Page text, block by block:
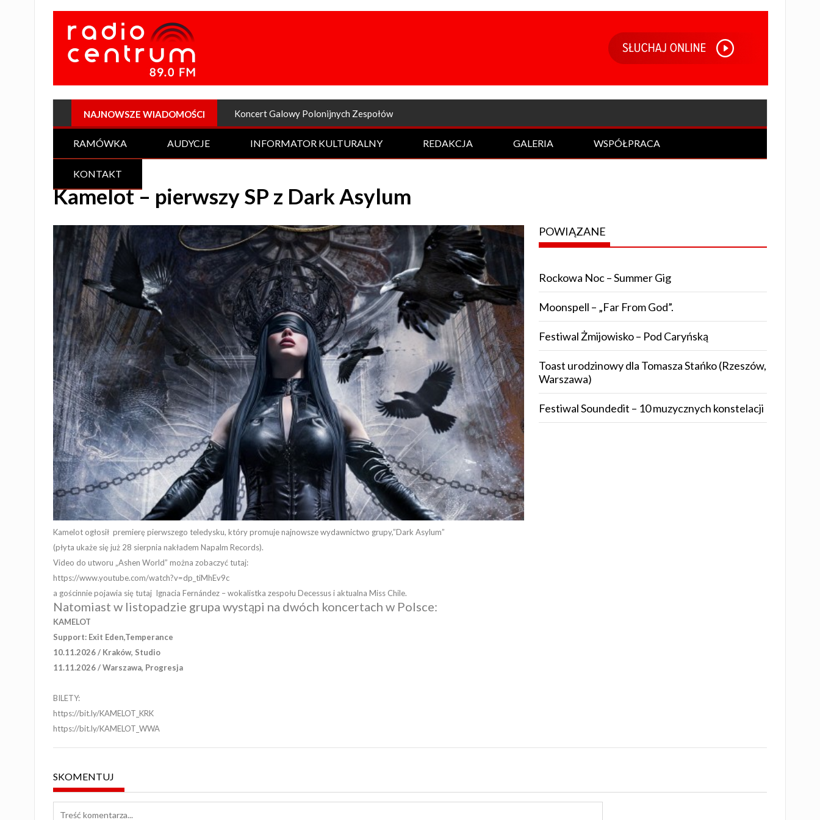
NAJNOWSZE WIADOMOŚCI Plenerowa odsłona Rockowej Nocy
RAMÓWKA AUDYCJE INFORMATOR KULTURALNY REDAKCJA GALERIA WSPÓŁPRACA
KONTAKT
Kamelot – pierwszy SP z Dark Asylum
POWIĄZANE
Rockowa Noc – Summer Gig
Moonspell – „Far From God”.
Festiwal Żmijowisko – Pod Caryńską
Toast urodzinowy dla Tomasza Stańko (Rzeszów,
Warszawa)
Festiwal Soundedit – 10 muzycznych konstelacji
Kamelot ogłosił premierę pierwszego teledysku, który promuje najnowsze wydawnictwo grupy,”Dark Asylum”
(płyta ukaże się już 28 sierpnia nakładem Napalm Records).
Video do utworu „Ashen World” można zobaczyć tutaj:
https://www.youtube.com/watch?v=dp_tiMhEv9c
a gościnnie pojawia się tutaj Ignacia Fernández – wokalistka zespołu Decessus i aktualna Miss Chile.
Natomiast w listopadzie grupa wystąpi na dwóch koncertach w Polsce:
KAMELOT
Support: Exit Eden,Temperance
10.11.2026 / Kraków, Studio
11.11.2026 / Warszawa, Progresja
BILETY:
https://bit.ly/KAMELOT_KRK
https://bit.ly/KAMELOT_WWA
SKOMENTUJ